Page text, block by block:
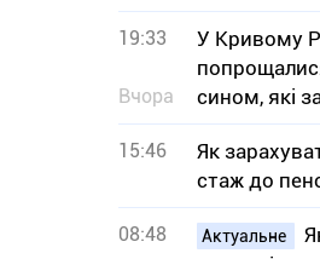
19:33
Вчора
У Кривому
сином, які
атаки на
15:46
Як
стаж до
08:48 Актуальне